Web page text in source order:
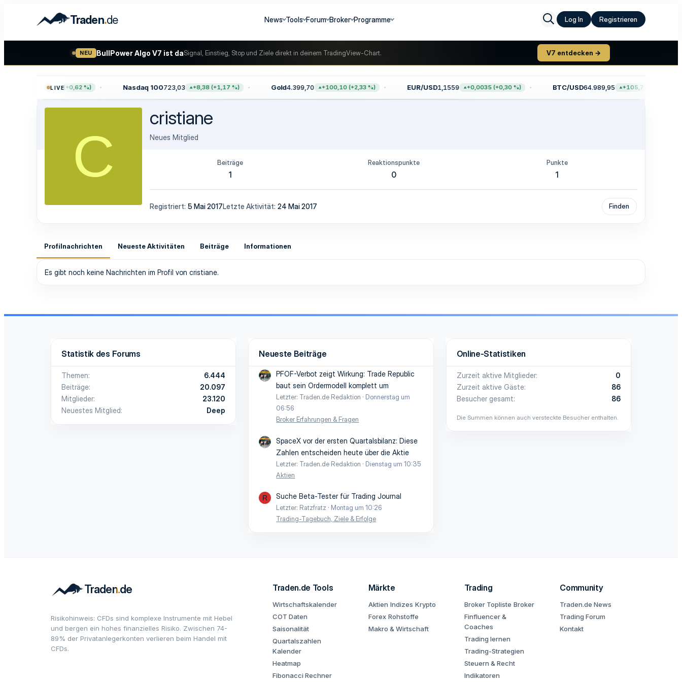
Traden.de News Tools Forum Broker Programme Log In Registrieren
NEU BullPower Algo V7 ist daSignal, Einstieg, Stop und Ziele direkt in deinem TradingView-Chart. V7 entdecken →
LIVE
+47,68 (+0,62 %) Nasdaq 100723,03 +8,38 (+1,17 %) Gold4.399,70 +100,10 (+2,33 %) EUR/USD1,1559 +0,0035 (+0,30 %) BTC/USD64.989,95 +105,79 (+0,16 %)
C
cristiane
Neues Mitglied
Beiträge
1
Reaktionspunkte
0
Punkte
1
Registriert 5 Mai 2017Letzte Aktivität 24 Mai 2017 Finden
Profilnachrichten Neueste Aktivitäten Beiträge Informationen
Es gibt noch keine Nachrichten im Profil von cristiane.
Statistik des Forums
Themen
6.444
Beiträge
20.097
Mitglieder
23.120
Neuestes Mitglied
Deep
Neueste Beiträge
PFOF-Verbot zeigt Wirkung: Trade Republic
baut sein Ordermodell komplett um
Letzter: Traden.de Redaktion
Donnerstag um
06:56
Broker Erfahrungen & Fragen
SpaceX vor der ersten Quartalsbilanz: Diese
Zahlen entscheiden heute über die Aktie
Letzter: Traden.de Redaktion
Dienstag um 10:35
Aktien
R Suche Beta-Tester für Trading Journal
Letzter: Ratzfratz
Montag um 10:26
Trading-Tagebuch, Ziele & Erfolge
Online-Statistiken
Zurzeit aktive Mitglieder
0
Zurzeit aktive Gäste
86
Besucher gesamt
86
Die Summen können auch versteckte Besucher enthalten.
Risikohinweis: CFDs sind komplexe Instrumente mit Hebel
und bergen ein hohes finanzielles Risiko. Zwischen 74-
89% der Privatanlegerkonten verlieren beim Handel mit
CFDs.
Traden.de Tools
Wirtschaftskalender
COT Daten
Saisonalität
Quartalszahlen
Kalender
Heatmap
Fibonacci Rechner
Märkte
Aktien Indizes Krypto
Forex Rohstoffe
Makro & Wirtschaft
Trading
Broker Topliste Broker
Finfluencer &
Coaches
Trading lernen
Trading-Strategien
Steuern & Recht
Indikatoren
Community
Traden.de News
Trading Forum
Kontakt